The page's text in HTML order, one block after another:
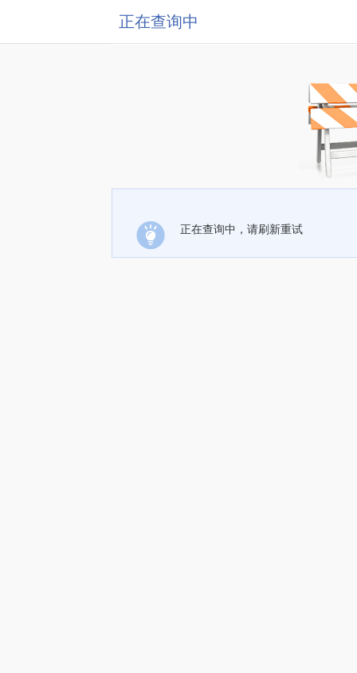
正在查询中
正在查询中，请刷新重试